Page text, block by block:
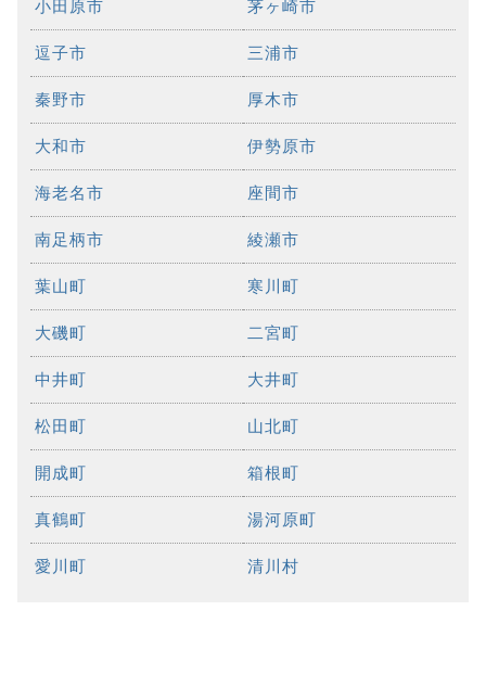
小田原市 茅ヶ崎市
逗子市 三浦市
秦野市 厚木市
大和市 伊勢原市
海老名市 座間市
南足柄市 綾瀬市
葉山町 寒川町
大磯町 二宮町
中井町 大井町
松田町 山北町
開成町 箱根町
真鶴町 湯河原町
愛川町 清川村